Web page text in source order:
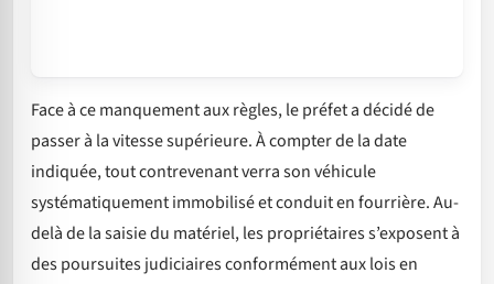
Face à ce manquement aux règles, le préfet a décidé de
passer à la vitesse supérieure. À compter de la date
indiquée, tout contrevenant verra son véhicule
systématiquement immobilisé et conduit en fourrière. Au-
delà de la saisie du matériel, les propriétaires s’exposent à
des poursuites judiciaires conformément aux lois en